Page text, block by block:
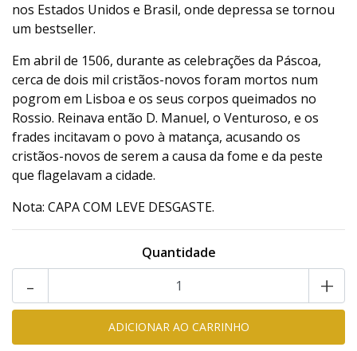
nos Estados Unidos e Brasil, onde depressa se tornou
um bestseller.
Em abril de 1506, durante as celebrações da Páscoa,
cerca de dois mil cristãos-novos foram mortos num
pogrom em Lisboa e os seus corpos queimados no
Rossio. Reinava então D. Manuel, o Venturoso, e os
frades incitavam o povo à matança, acusando os
cristãos-novos de serem a causa da fome e da peste
que flagelavam a cidade.
Nota: CAPA COM LEVE DESGASTE.
Quantidade
+
-